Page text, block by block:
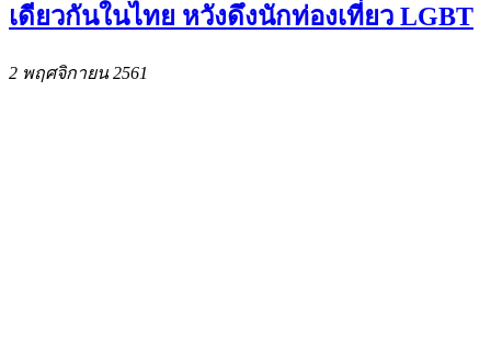
เดียวกันในไทย หวังดึงนักท่องเที่ยว LGBT
2 พฤศจิกายน 2561